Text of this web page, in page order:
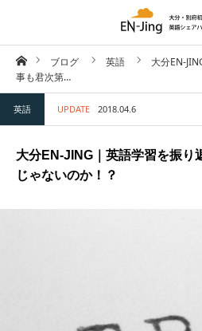
ホームブログ 英語
大分EN-
事も君次第…
英語 UPDATE 2018.04.6
大分EN-JING｜英語学習を振り
じゃないのか！？
HOME
空室・物件情報
英語学習ブログ